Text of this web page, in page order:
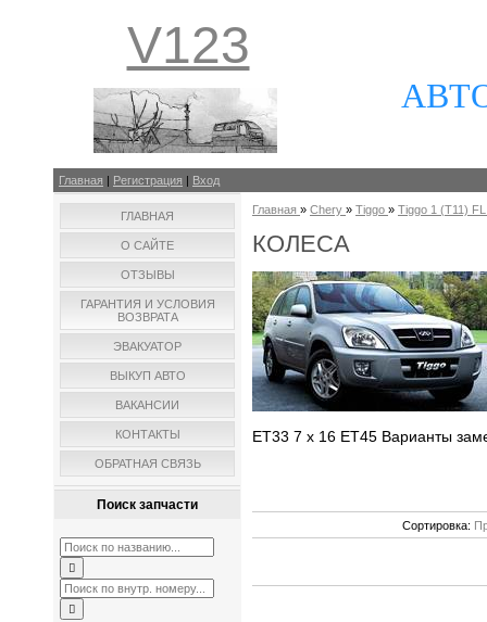
V123
Главная | Регистрация | Вход
ГЛАВНАЯ
О САЙТЕ
ОТЗЫВЫ
ГАРАНТИЯ И УСЛОВИЯ
ВОЗВРАТА
ЭВАКУАТОР
ВЫКУП АВТО
ВАКАНСИИ
КОНТАКТЫ
ОБРАТНАЯ СВЯЗЬ
Поиск запчасти
Главная » Chery » Tiggo » Tiggo 1 (T11)
КОЛЕСА
ET33 7 x 16 ET45 Варианты
Сортировка: